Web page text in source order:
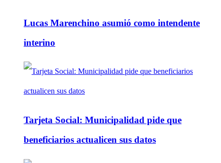
Lucas Marenchino asumió como intendente
interino
Tarjeta Social: Municipalidad pide que
beneficiarios actualicen sus datos